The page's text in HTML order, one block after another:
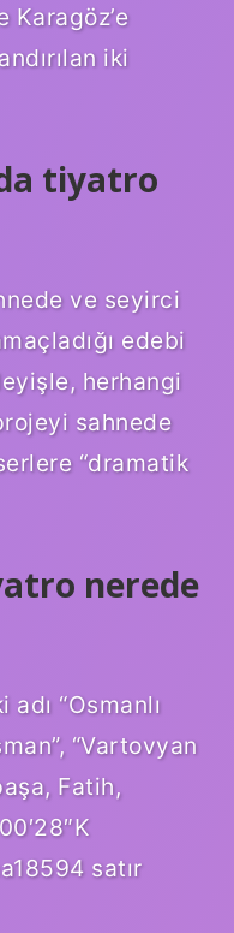
Karagöz’e
iki
tiyatro
ve seyirci
edebi
herhangi
sahnede
“dramatik
nerede
“Osmanlı
“Vartovyan
Fatih,
satır